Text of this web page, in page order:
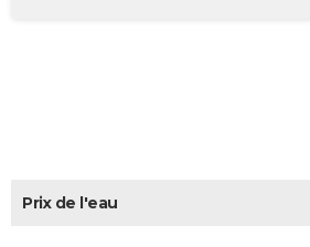
Carte de Noël
Carte Bonne année
Carte Saint-Valentin
Carte Pâques
Carte d'anniversaire
DICTIONNAIRE
Prix de l'eau